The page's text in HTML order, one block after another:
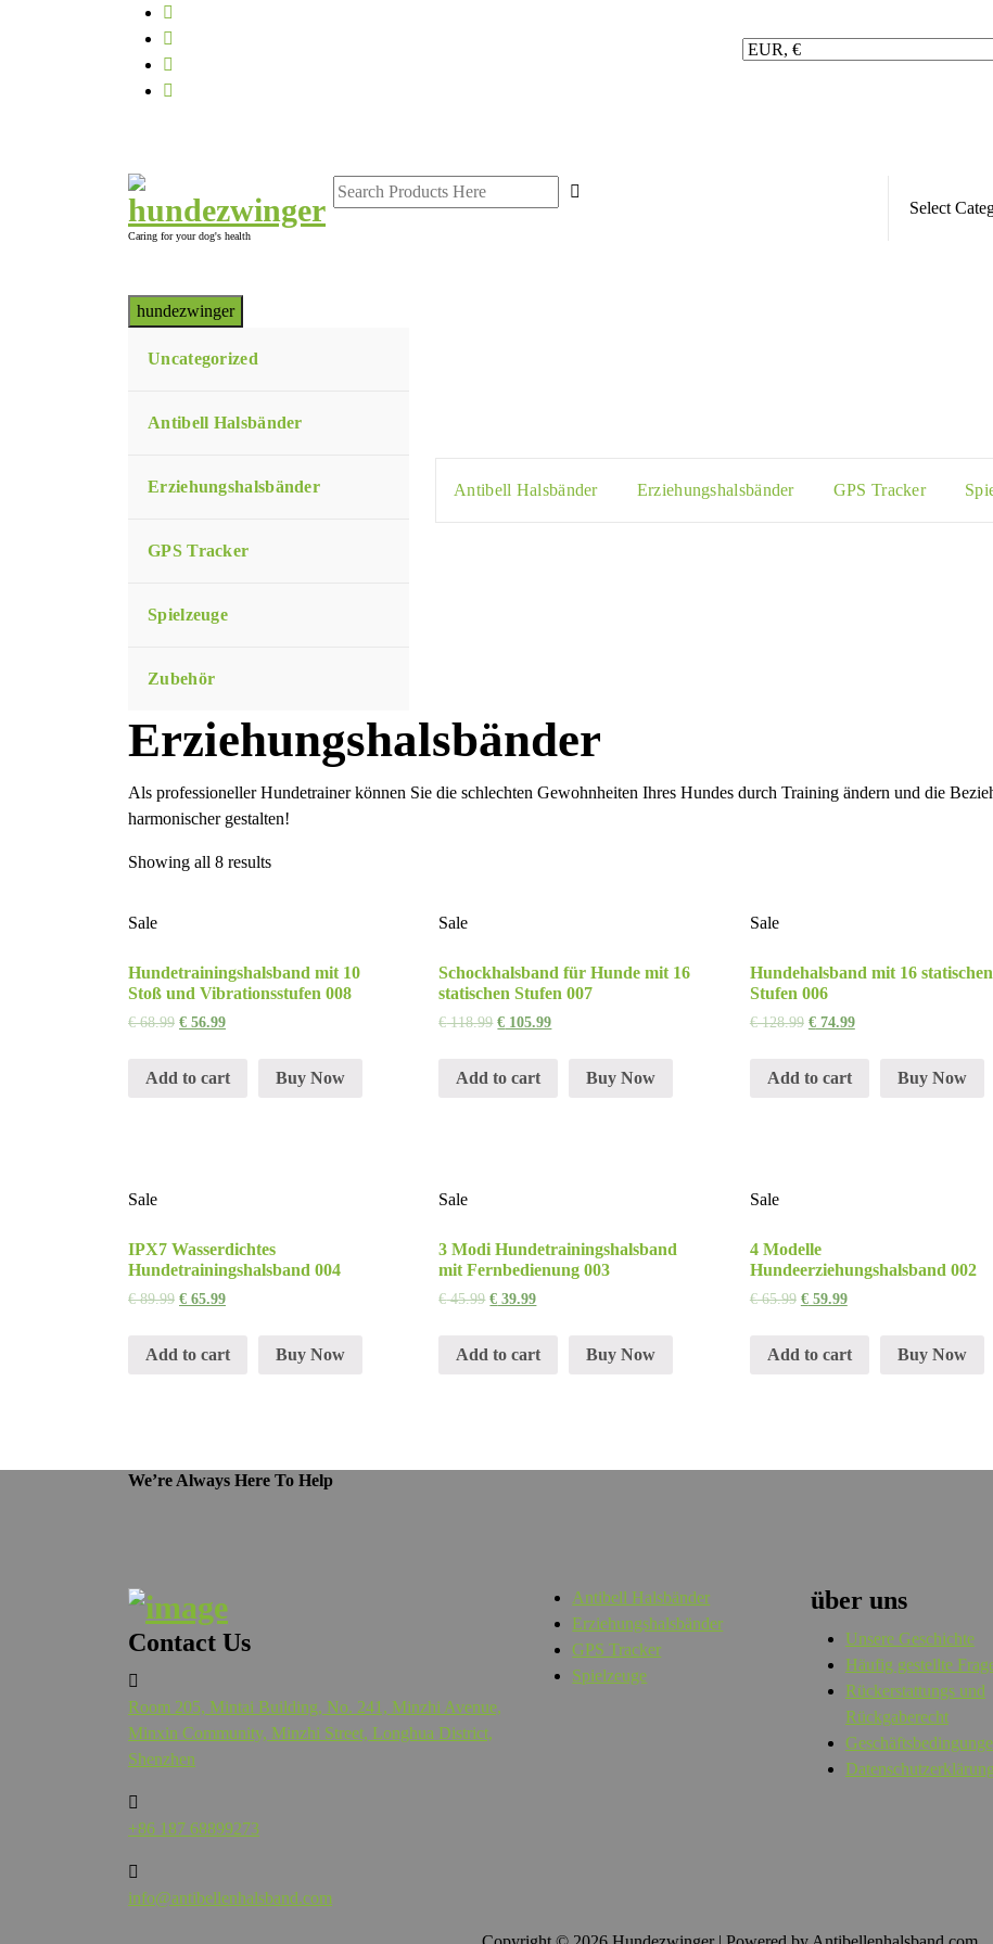
Caring for your dog's health
hundezwinger
Uncategorized
Antibell Halsbänder
Erziehungshalsbänder
GPS Tracker
Spielzeuge
Zubehör
Antibell Halsbänder Erziehungshalsbänder GPS Tracker
Erziehungshalsbänder
Als professioneller Hundetrainer können Sie die schlechten Gewohnheiten Ihres Hundes durch Training ändern und die
harmonischer gestalten!
Showing all 8 results
Sale
Hundetrainingshalsband mit 10
Stoß und Vibrationsstufen 008
€68.99 € 56.99
Add to cart Buy Now
Sale
Schockhalsband für Hunde mit 16
statischen Stufen 007
€118.99 € 105.99
Add to cart Buy Now
Sale
Hundehalsband mit 16 statischen
Stufen 006
€128.99 €74.99
Add to cart Buy Now
Sale
IPX7 Wasserdichtes
Hundetrainingshalsband 004
€89.99 € 65.99
Add to cart Buy Now
Sale
3 Modi Hundetrainingshalsband
mit Fernbedienung 003
€45.99 € 39.99
Add to cart Buy Now
Sale
4 Modelle
Hundeerziehungshalsband 002
€65.99 €59.99
Add to cart Buy Now
We’re Always Here To Help
Contact Us
Room 205, Mintai Building, No. 241, Minzhi Avenue,
Minxin Community, Minzhi Street, Longhua District,
Shenzhen
+86 187 68899273
info@antibellenhalsband.com
Antibell Halsbänder
Erziehungshalsbänder
GPS Tracker
Spielzeuge
über uns
Unsere Geschichte
Häufig gestellte
Rückerstattungs und
Rückgaberecht
Datenschutzerklärung